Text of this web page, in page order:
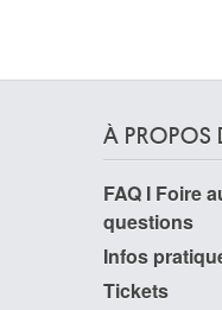
À PROPOS
FAQ I Foire
questions
Infos
Tickets